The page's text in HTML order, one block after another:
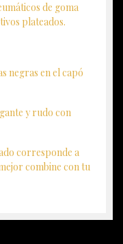
de goma
plateados.
negras en el capó
y rudo con
corresponde a
combine con tu